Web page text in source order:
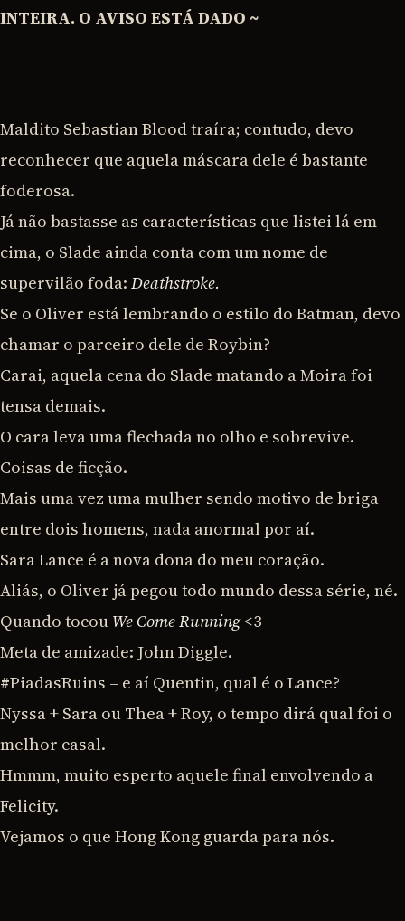
INTEIRA. O AVISO ESTÁ DADO ~
Maldito Sebastian Blood traíra; contudo, devo
reconhecer que aquela máscara dele é bastante
foderosa.
Já não bastasse as características que listei lá em
cima, o Slade ainda conta com um nome de
supervilão foda: Deathstroke.
Se o Oliver está lembrando o estilo do Batman, devo
chamar o parceiro dele de Roybin?
Carai, aquela cena do Slade matando a Moira foi
tensa demais.
O cara leva uma flechada no olho e sobrevive.
Coisas de ficção.
Mais uma vez uma mulher sendo motivo de briga
entre dois homens, nada anormal por aí.
Sara Lance é a nova dona do meu coração.
Aliás, o Oliver já pegou todo mundo dessa série, né.
Quando tocou We Come Running<3
Meta de amizade: John Diggle.
#PiadasRuins – e aí Quentin, qual é o Lance?
Nyssa + Sara ou Thea + Roy, o tempo dirá qual foi o
melhor casal.
Hmmm, muito esperto aquele final envolvendo a
Felicity.
Vejamos o que Hong Kong guarda para nós.